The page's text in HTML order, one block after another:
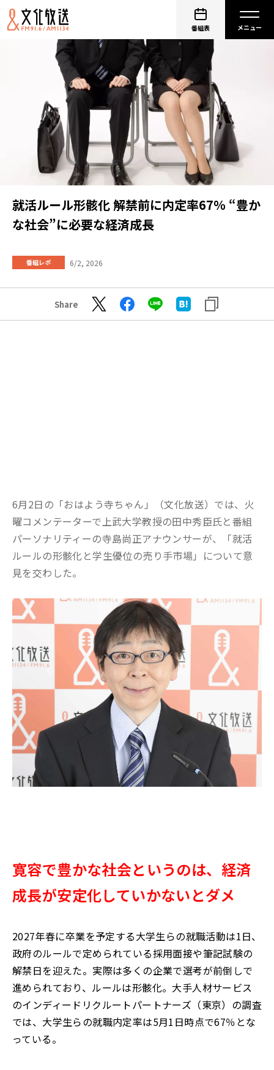
番組表
就活ルール形骸化 解禁前に内定率67％ “豊か
な社会”に必要な経済成長
番組レポ 6/2, 2026
Share
6月2日の「おはよう寺ちゃん」（文化放送）では、火
曜コメンテーターで上武大学教授の田中秀臣氏と番組
パーソナリティーの寺島尚正アナウンサーが、 「就活
ルールの形骸化と学生優位の売り手市場 」 について意
見を交わした。
寛容で豊かな社会というのは、経済
成長が安定化していかないとダメ
2027年春に卒業を予定する大学生らの就職活動は1日、
政府のルールで定められている採用面接や筆記試験の
解禁日を迎えた。実際は多くの企業で選考が前倒しで
進められており、ルールは形骸化。大手人材サービス
のインディードリクルートパートナーズ（東京）の調査
では、大学生らの就職内定率は5月1日時点で67％とな
っている。